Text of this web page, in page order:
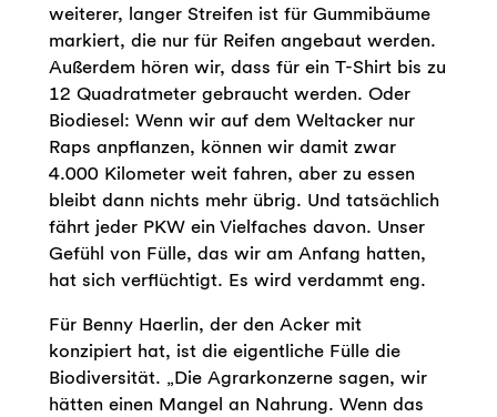
weiterer, langer Streifen ist für Gummibäume
markiert, die nur für Reifen angebaut werden.
Außerdem hören wir, dass für ein T-Shirt bis zu
12 Quadratmeter gebraucht werden. Oder
Biodiesel: Wenn wir auf dem Weltacker nur
Raps anpflanzen, können wir damit zwar
4.000 Kilometer weit fahren, aber zu essen
bleibt dann nichts mehr übrig. Und tatsächlich
fährt jeder PKW ein Vielfaches davon. Unser
Gefühl von Fülle, das wir am Anfang hatten,
hat sich verflüchtigt. Es wird verdammt eng.
Für Benny Haerlin, der den Acker mit
konzipiert hat, ist die eigentliche Fülle die
Biodiversität. „Die Agrarkonzerne sagen, wir
hätten einen Mangel an Nahrung. Wenn das